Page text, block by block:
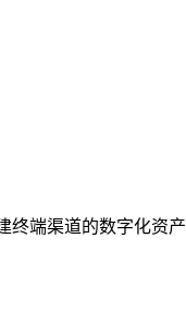
渠道的数字化资产